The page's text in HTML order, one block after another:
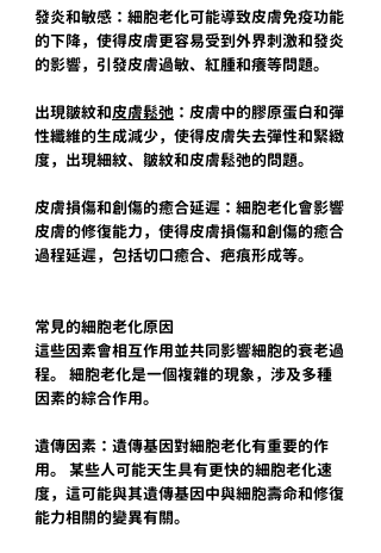
發炎和敏感：細胞老化可能導致皮膚免疫功能
的下降，使得皮膚更容易受到外界刺激和發炎
的影響，引發皮膚過敏、紅腫和癢等問題。
出現皺紋和皮膚鬆弛 ：皮膚中的膠原蛋白和彈
性纖維的生成減少，使得皮膚失去彈性和緊緻
度，出現細紋、皺紋和皮膚鬆弛的問題。
皮膚損傷和創傷的癒合延遲：細胞老化會影響
皮膚的修復能力，使得皮膚損傷和創傷的癒合
過程延遲，包括切口癒合、疤痕形成等。
常見的細胞老化原因
這些因素會相互作用並共同影響細胞的衰老過
程。 細胞老化是一個複雜的現象，涉及多種
因素的綜合作用。
遺傳因素：遺傳基因對細胞老化有重要的作
用。 某些人可能天生具有更快的細胞老化速
度，這可能與其遺傳基因中與細胞壽命和修復
能力相關的變異有關。